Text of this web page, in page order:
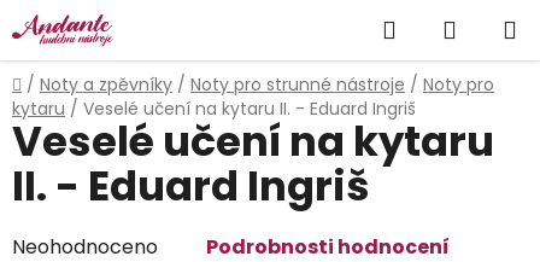
Přejít
na
obsah
Hledat
KOŠÍK
Domů
/ Noty a zpěvníky / Noty pro strunné nástroje / Noty pro
kytaru / Veselé učení na kytaru II. - Eduard Ingriš
Veselé učení na kytaru
II. - Eduard Ingriš
Průměrné
Neohodnoceno Podrobnosti hodnocení